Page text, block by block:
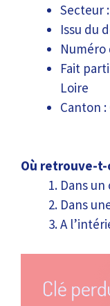
Secteur
Issu du
Numéro
Fait
Loire
Canton
Où retrouve-t-
Dans
Dans
A